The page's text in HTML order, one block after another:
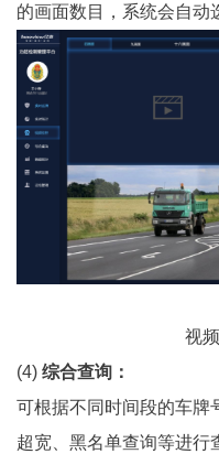
的画面数目，系统会自动
视
(4) 综合查询：
可根据不同时间段的车牌
超宽、黑名单查询等进行